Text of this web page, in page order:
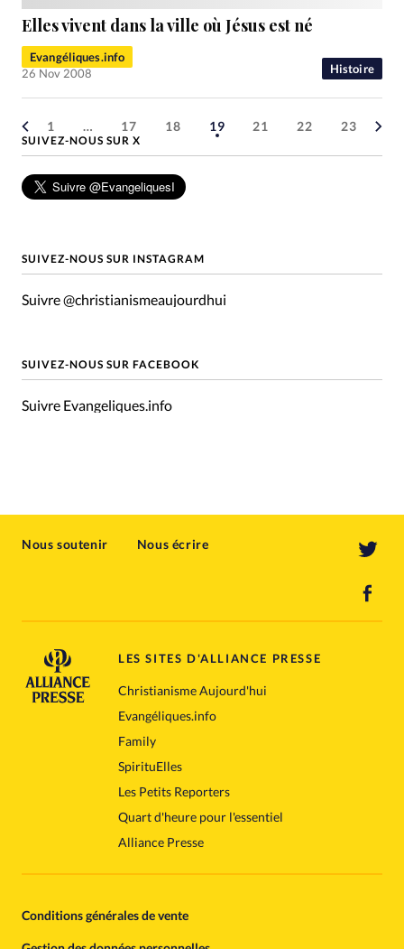
Histoire
Elles vivent dans la ville où Jésus est né
Evangéliques.info
26 Nov 2008
1 … 17 18 19 21 22 23
SUIVEZ-NOUS SUR X
SUIVEZ-NOUS SUR INSTAGRAM
Suivre @christianismeaujourdhui
SUIVEZ-NOUS SUR FACEBOOK
Suivre Evangeliques.info
Nous soutenir Nous écrire
LES SITES D'ALLIANCE PRESSE
Christianisme Aujourd'hui
Evangéliques.info
Family
SpirituElles
Les Petits Reporters
Quart d'heure pour l'essentiel
Alliance Presse
Conditions générales de vente